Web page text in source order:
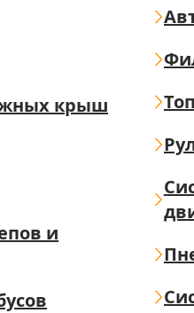
крыш
и